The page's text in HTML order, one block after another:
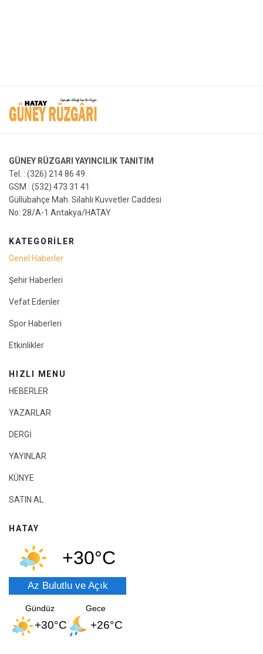
GÜNEY RÜZGARI YAYINCILIK TANITIM
Tel. : (326) 214 86 49
GSM : (532) 473 31 41
Güllübahçe Mah. Silahlı Kuvvetler Caddesi
No: 28/A-1 Antakya/HATAY
KATEGORİLER
Genel Haberler
Şehir Haberleri
Vefat Edenler
Spor Haberleri
Etkinlikler
HIZLI MENU
HEBERLER
YAZARLAR
DERGİ
YAYINLAR
KÜNYE
SATIN AL
HATAY
+30°C
Az Bulutlu ve Açık
Gündüz
+30°C
Gece
+26°C